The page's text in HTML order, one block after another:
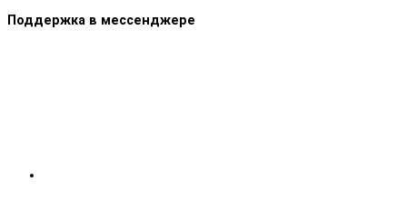
Поддержка в мессенджере